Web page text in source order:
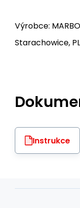
Výrobce:
Starachowice,
Instrukce